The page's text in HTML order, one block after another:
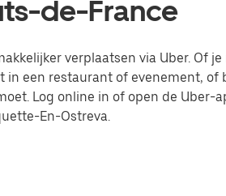
de-France
verplaatsen via Uber. Of
in een restaurant of evenement, of
Log online in of open de Uber-
En-Ostreva.